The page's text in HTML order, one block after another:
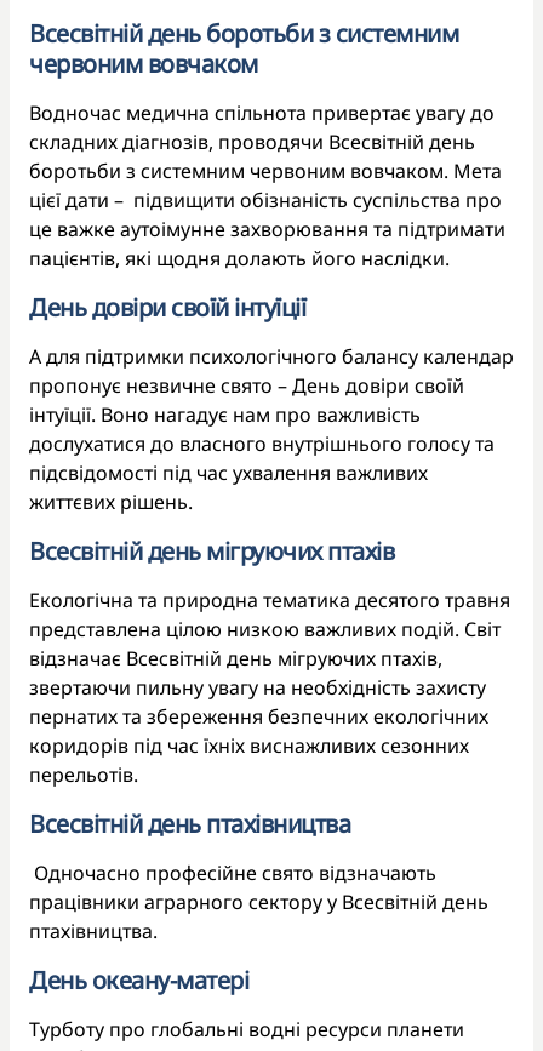
Всесвітній день боротьби з системним
червоним вовчаком
Водночас медична спільнота привертає увагу до
складних діагнозів, проводячи Всесвітній день
боротьби з системним червоним вовчаком. Мета
цієї дати – підвищити обізнаність суспільства про
це важке аутоімунне захворювання та підтримати
пацієнтів, які щодня долають його наслідки.
День довіри своїй інтуїції
А для підтримки психологічного балансу календар
пропонує незвичне свято – День довіри своїй
інтуїції. Воно нагадує нам про важливість
дослухатися до власного внутрішнього голосу та
підсвідомості під час ухвалення важливих
життєвих рішень.
Всесвітній день мігруючих птахів
Екологічна та природна тематика десятого травня
представлена цілою низкою важливих подій. Світ
відзначає Всесвітній день мігруючих птахів,
звертаючи пильну увагу на необхідність захисту
пернатих та збереження безпечних екологічних
коридорів під час їхніх виснажливих сезонних
перельотів.
Всесвітній день птахівництва
Одночасно професійне свято відзначають
працівники аграрного сектору у Всесвітній день
птахівництва.
День океану-матері
Турботу про глобальні водні ресурси планети